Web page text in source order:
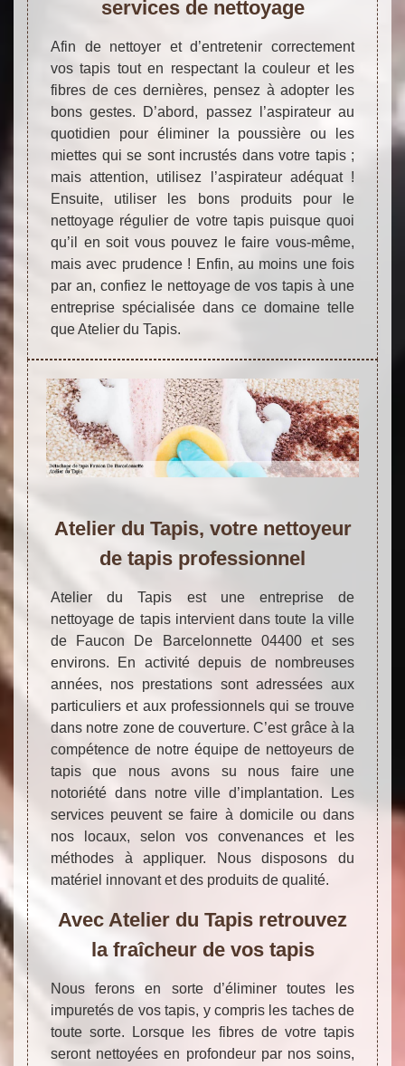
services de nettoyage
Afin de nettoyer et d’entretenir correctement
vos tapis tout en respectant la couleur et les
fibres de ces dernières, pensez à adopter les
bons gestes. D’abord, passez l’aspirateur au
quotidien pour éliminer la poussière ou les
miettes qui se sont incrustés dans votre tapis ;
mais attention, utilisez l’aspirateur adéquat !
Ensuite, utiliser les bons produits pour le
nettoyage régulier de votre tapis puisque quoi
qu’il en soit vous pouvez le faire vous-même,
mais avec prudence ! Enfin, au moins une fois
par an, confiez le nettoyage de vos tapis à une
entreprise spécialisée dans ce domaine telle
que Atelier du Tapis.
Atelier du Tapis, votre nettoyeur
de tapis professionnel
Atelier du Tapis est une entreprise de
nettoyage de tapis intervient dans toute la ville
de Faucon De Barcelonnette 04400 et ses
environs. En activité depuis de nombreuses
années, nos prestations sont adressées aux
particuliers et aux professionnels qui se trouve
dans notre zone de couverture. C’est grâce à la
compétence de notre équipe de nettoyeurs de
tapis que nous avons su nous faire une
notoriété dans notre ville d’implantation. Les
services peuvent se faire à domicile ou dans
nos locaux, selon vos convenances et les
méthodes à appliquer. Nous disposons du
matériel innovant et des produits de qualité.
Avec Atelier du Tapis retrouvez
la fraîcheur de vos tapis
Nous ferons en sorte d’éliminer toutes les
impuretés de vos tapis, y compris les taches de
toute sorte. Lorsque les fibres de votre tapis
seront nettoyées en profondeur par nos soins,